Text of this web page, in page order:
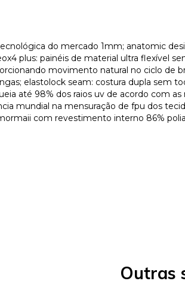
do mercado 1mm; anatomic
plus: painéis de material ultra flexível
movimento natural no ciclo de
elastolock seam: costura dupla sem
até 98% dos raios uv de acordo com as
mundial na mensuração de fpu dos
com revestimento interno 86%
Outras